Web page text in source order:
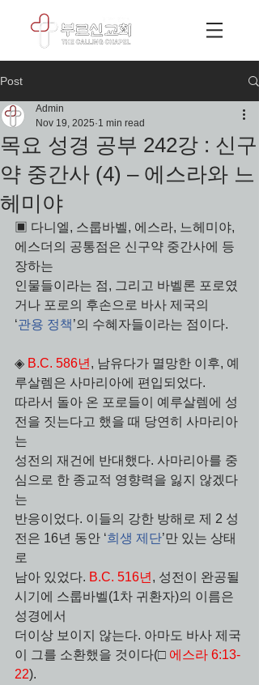
Post
목요 성경 공부 242강 : 신구
약 중간사 (4) – 에스라와 느
헤미야
Admin
Nov 19, 2025 1 min read
▣ 다니엘, 스룹바벨, 에스라, 느헤미야,
에스더의 공통점은 신구약 중간사에 등
장하는
인물들이라는 점, 그리고 바벨론 포로였
거나 포로의 후손으로 바사 제국의
‘관용 정책’의 수혜자들이라는 점이다.
◈ B.C. 586년 , 남유다가 멸망한 이후, 예
루살렘은 사마리아에 편입되었다.
따라서 돌아 온 포로들이 예루살렘에 성
전을 짓는다고 했을 때 당연히 사마리아
는
성전의 재건에 반대했다. 사마리아를 중
심으로 한 종교적 영향력을 잃지 않겠다
는
반응이었다. 이들의 강한 방해로 제 2 성
전은 16년 동안 ‘희생 제단’만 있는 상태
로
남아 있었다. B.C. 516년 , 성전이 완공될
시기에 스룹바벨(1차 귀환자)의 이름은
성경에서
더이상 보이지 않는다. 아마도 바사 제국
이 그를 소환했을 것이다(□ 에스라 6:13-
22).